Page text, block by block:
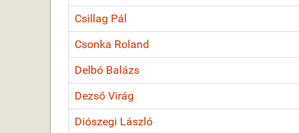
Csillag Pál
Csonka Roland
Delbó Balázs
Dezső Virág
Diószegi László